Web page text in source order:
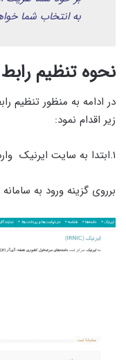
به انتخاب شما
نحوه تنظیم
زیر اقدام نمود:
۱.ابتدا به سایت ایرنیک وارد شوید.
برروی گزینه ورود به